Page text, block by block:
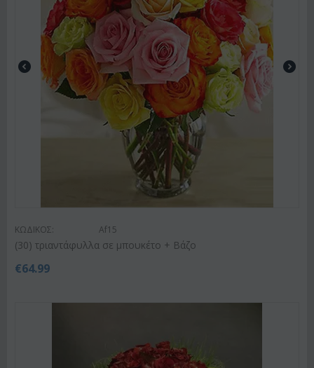
ΚΩΔΙΚΟΣ: Af15
(30) τριαντάφυλλα σε μπουκέτο + Βάζο
€64.99